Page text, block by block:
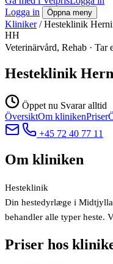
Logga in
Öppna meny
Kliniker / Hesteklinik
HH
Veterinärvård, Rehab · Tar
Hesteklinik
Öppet nu Svarar alltid
ÖversiktOm klinikenPriser
+45 72 40 77 11
Om kliniken
Hesteklinik
Din hestedyrlæge i
behandler alle typer heste.
Priser hos